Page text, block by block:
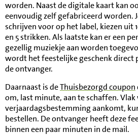
worden. Naast de digitale kaart kan
eenvoudig zelf gefabriceerd worden.
schrijven voor op het label, kiezen uit
en 5 strikken. Als laatste kan er een
gezellig muziekje aan worden
wordt het feestelijke geschenk direct
de ontvanger.
Daarnaast is deThuisbezorgd coupon
om, last minute, aan te schaffen.
verjaardagsbestemming aankomt,
bestellen. De ontvanger heeft deze
binnen een paar minuten in de mail.